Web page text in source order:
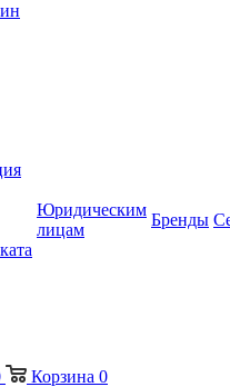
Юридическим
лицам
Бренды
Корзина 0